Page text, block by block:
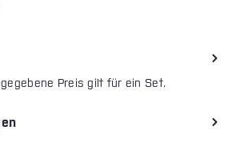
Preis gilt für ein Set.